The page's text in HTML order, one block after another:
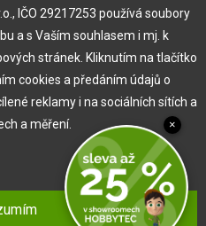
IČO 29217253 používá soubory
a s Vaším souhlasem i mj. k
stránek. Kliknutím na tlačítko
cookies a předáním údajů o
reklamy i na sociálních sítích a
a měření.
druhů kategorií cookies:
×